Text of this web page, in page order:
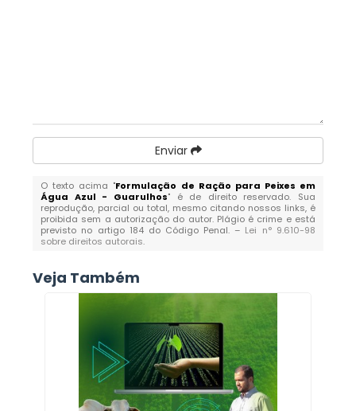
Enviar
O texto acima "Formulação de Ração para Peixes em
Água Azul - Guarulhos" é de direito reservado. Sua
reprodução, parcial ou total, mesmo citando nossos links, é
proibida sem a autorização do autor. Plágio é crime e está
previsto no artigo 184 do Código Penal. – Lei n° 9.610-98
sobre direitos autorais.
Veja Também